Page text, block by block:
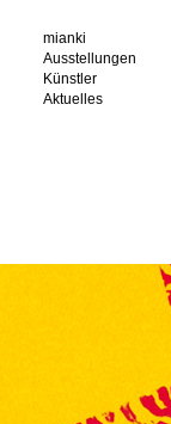
mianki
Ausstellungen
Künstler
Aktuelles